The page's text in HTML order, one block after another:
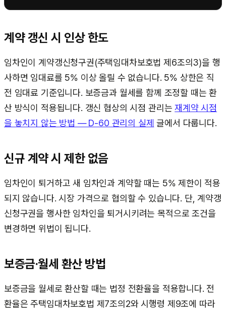
계약 갱신 시 인상 한도
임차인이 계약갱신청구권(주택임대차보호법 제6조의3)을 행
사하면 임대료를 5% 이상 올릴 수 없습니다. 5% 상한은 직
전 임대료 기준입니다. 보증금과 월세를 함께 조정할 때는 환
산 방식이 적용됩니다. 갱신 협상의 시점 관리는재계약 시점
을 놓치지 않는 방법 — D-60 관리의 실제 글에서 다룹니다.
신규 계약 시 제한 없음
임차인이 퇴거하고 새 임차인과 계약할 때는 5% 제한이 적용
되지 않습니다. 시장 가격으로 협의할 수 있습니다. 단, 계약갱
신청구권을 행사한 임차인을 퇴거시키려는 목적으로 조건을
변경하면 위법이 됩니다.
보증금·월세 환산 방법
보증금을 월세로 환산할 때는 법정 전환율을 적용합니다. 전
환율은 주택임대차보호법 제7조의2와 시행령 제9조에 따라